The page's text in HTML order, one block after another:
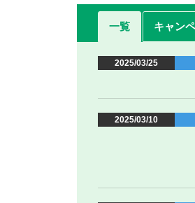
一覧 キャン
2025/03/25
2025/03/10